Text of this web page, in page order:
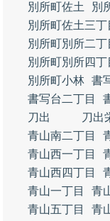
別所町佐土
別
別所町佐土三丁
別所町別所二丁
別所町別所四丁
別所町小林 書
書写台二丁目
刀出
刀出
青山南二丁目
青山西一丁目
青山西四丁目
青山一丁目
青
青山五丁目
青